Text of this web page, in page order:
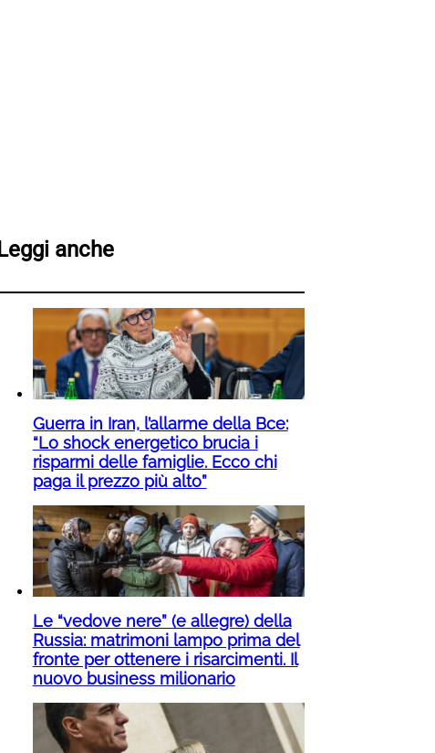
Leggi anche
Guerra in Iran, l’allarme della Bce:
“Lo shock energetico brucia i
risparmi delle famiglie. Ecco chi
paga il prezzo più alto”
Le “vedove nere” (e allegre) della
Russia: matrimoni lampo prima del
fronte per ottenere i risarcimenti. Il
nuovo business milionario